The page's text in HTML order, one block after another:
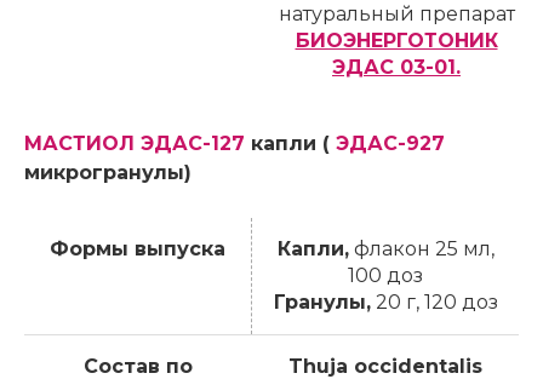
натуральный препарат
БИОЭНЕРГОТОНИК
ЭДАС 03-01.
МАСТИОЛ ЭДАС-127 капли ( ЭДАС-927
микрогранулы)
Формы выпуска Капли,флакон 25 мл,
100 доз
Гранулы,20 г, 120 доз
Состав по
Thuja occidentalis